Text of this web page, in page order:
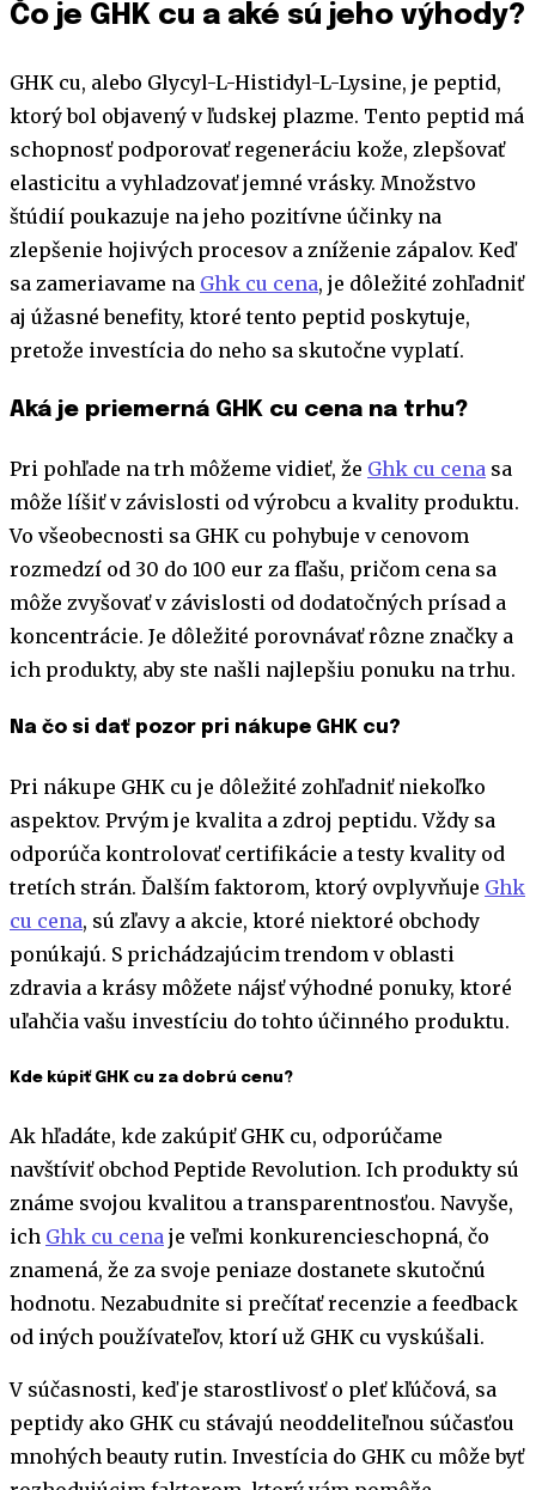
Čo je GHK cu a aké sú jeho výhody?
GHK cu, alebo Glycyl-L-Histidyl-L-Lysine, je peptid,
ktorý bol objavený v ľudskej plazme. Tento peptid má
schopnosť podporovať regeneráciu kože, zlepšovať
elasticitu a vyhladzovať jemné vrásky. Množstvo
štúdií poukazuje na jeho pozitívne účinky na
zlepšenie hojivých procesov a zníženie zápalov. Keď
sa zameriavame na Ghk cu cena, je dôležité zohľadniť
aj úžasné benefity, ktoré tento peptid poskytuje,
pretože investícia do neho sa skutočne vyplatí.
Aká je priemerná GHK cu cena na trhu?
Pri pohľade na trh môžeme vidieť, že Ghk cu cena sa
môže líšiť v závislosti od výrobcu a kvality produktu.
Vo všeobecnosti sa GHK cu pohybuje v cenovom
rozmedzí od 30 do 100 eur za fľašu, pričom cena sa
môže zvyšovať v závislosti od dodatočných prísad a
koncentrácie. Je dôležité porovnávať rôzne značky a
ich produkty, aby ste našli najlepšiu ponuku na trhu.
Na čo si dať pozor pri nákupe GHK cu?
Pri nákupe GHK cu je dôležité zohľadniť niekoľko
aspektov. Prvým je kvalita a zdroj peptidu. Vždy sa
odporúča kontrolovať certifikácie a testy kvality od
tretích strán. Ďalším faktorom, ktorý ovplyvňuje Ghk
cu cena, sú zľavy a akcie, ktoré niektoré obchody
ponúkajú. S prichádzajúcim trendom v oblasti
zdravia a krásy môžete nájsť výhodné ponuky, ktoré
uľahčia vašu investíciu do tohto účinného produktu.
Kde kúpiť GHK cu za dobrú cenu?
Ak hľadáte, kde zakúpiť GHK cu, odporúčame
navštíviť obchod Peptide Revolution. Ich produkty sú
známe svojou kvalitou a transparentnosťou. Navyše,
ich Ghk cu cena je veľmi konkurencieschopná, čo
znamená, že za svoje peniaze dostanete skutočnú
hodnotu. Nezabudnite si prečítať recenzie a feedback
od iných používateľov, ktorí už GHK cu vyskúšali.
V súčasnosti, keď je starostlivosť o pleť kľúčová, sa
peptidy ako GHK cu stávajú neoddeliteľnou súčasťou
mnohých beauty rutin. Investícia do GHK cu môže byť